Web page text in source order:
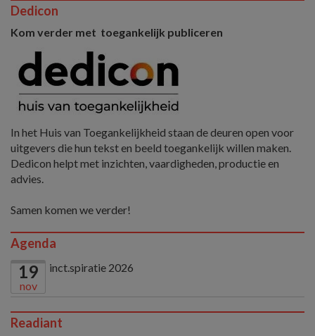
Dedicon
Kom verder met toegankelijk publiceren
In het Huis van Toegankelijkheid staan de deuren open voor
uitgevers die hun tekst en beeld toegankelijk willen maken.
Dedicon helpt met inzichten, vaardigheden, productie en
advies.
Samen komen we verder!
Agenda
19
nov
inct.spiratie 2026
Readiant